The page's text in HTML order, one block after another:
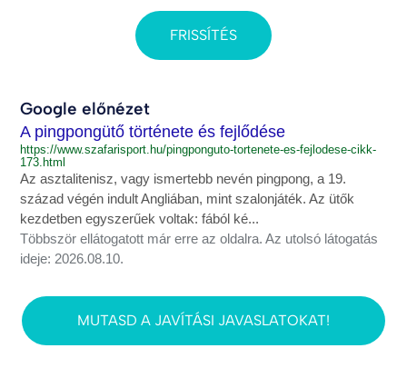
FRISSÍTÉS
Google előnézet
A pingpongütő története és fejlődése
https://www.szafarisport.hu/pingponguto-tortenete-es-fejlodese-cikk-
173.html
Az asztalitenisz, vagy ismertebb nevén pingpong, a 19.
század végén indult Angliában, mint szalonjáték. Az ütők
kezdetben egyszerűek voltak: fából ké...
Többször ellátogatott már erre az oldalra. Az utolsó látogatás
ideje: 2026.08.10.
MUTASD A JAVÍTÁSI JAVASLATOKAT!